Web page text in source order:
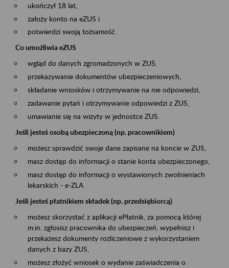
ukończył 18 lat,
założy konto na eZUS i
potwierdzi swoją tożsamość.
Co umożliwia eZUS
wgląd do danych zgromadzonych w ZUS,
przekazywanie dokumentów ubezpieczeniowych,
składanie wniosków i otrzymywanie na nie odpowiedzi,
zadawanie pytań i otrzymywanie odpowiedzi z ZUS,
umawianie się na wizyty w jednostce ZUS.
Jeśli jesteś osobą ubezpieczoną (np. pracownikiem)
możesz sprawdzić swoje dane zapisane na koncie w ZUS,
masz dostęp do informacji o stanie konta ubezpieczonego,
masz dostęp do informacji o wystawionych zwolnieniach
lekarskich - e-ZLA
Jeśli jesteś płatnikiem składek (np. przedsiębiorcą)
możesz skorzystać z aplikacji ePłatnik, za pomocą której
m.in. zgłosisz pracownika do ubezpieczeń, wypełnisz i
przekażesz dokumenty rozliczeniowe z wykorzystaniem
danych z bazy ZUS,
możesz złożyć wniosek o wydanie zaświadczenia o